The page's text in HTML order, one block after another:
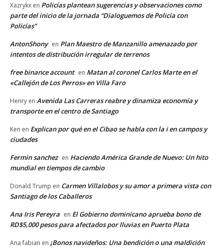
Xazrykx en Policías plantean sugerencias y observaciones como
parte del inicio de la jornada “Dialoguemos de Policía con
Policías”
AntonShony en Plan Maestro de Manzanillo amenazado por
intentos de distribución irregular de terrenos
free binance account en Matan al coronel Carlos Marte en el
«Callejón de Los Perros» en Villa Faro
Henry en Avenida Las Carreras reabre y dinamiza economía y
transporte en el centro de Santiago
Ken en Explican por qué en el Cibao se habla con la i en campos y
ciudades
Fermin sanchez en Haciendo América Grande de Nuevo: Un hito
mundial en tiempos de cambio
Donald Trump en Carmen Villalobos y su amor a primera vista con
Santiago de los Caballeros
Ana Iris Pereyra en El Gobierno dominicano aprueba bono de
RD$5,000 pesos para afectados por lluvias en Puerto Plata
Ana fabian en ¡Bonos navideños: Una bendición o una maldición